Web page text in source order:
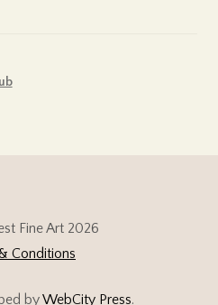
Fine Art 2026
Conditions
byWebCity Press.